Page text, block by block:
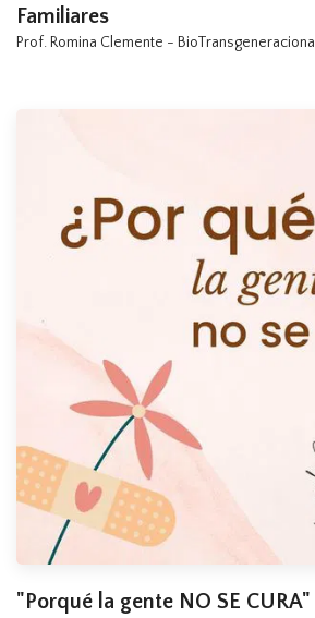
Familiares
Prof. Romina Clemente - BioTransgeneracional
"Porqué la gente NO SE CURA"